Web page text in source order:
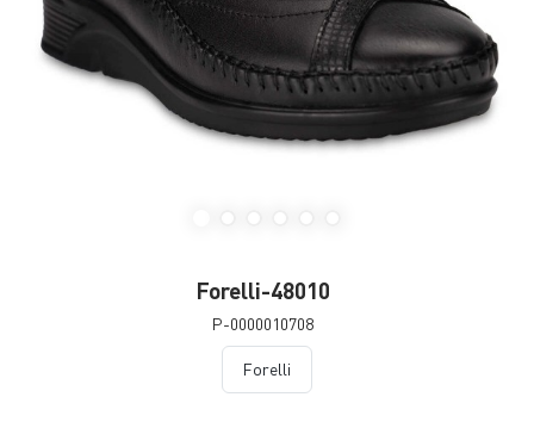
Forelli-48010
P-0000010708
Forelli